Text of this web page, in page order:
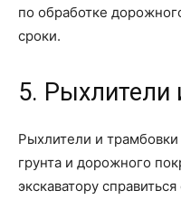
по обработке
сроки.
5. Рыхлители
Рыхлители и
грунта и дорожного
экскаватору